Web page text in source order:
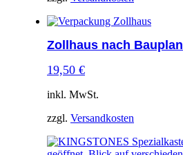
Zollhaus nach Bauplan
19,50 €
inkl. MwSt.
zzgl. Versandkosten